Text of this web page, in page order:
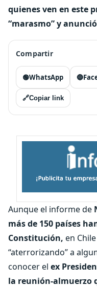
quienes ven en este
“marasmo” y
Compartir
🟢WhatsApp 🔵
🔗Copiar link
Aunque el informe de
más de 150 países
Constitución, en
“aterrorizando” a
conocer el ex
la reunión-almuerzo